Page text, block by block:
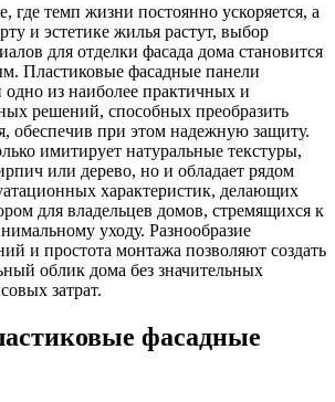
где темп жизни постоянно ускоряется, а
и эстетике жилья растут, выбор
для отделки фасада дома становится
Пластиковые фасадные панели
одно из наиболее практичных и
решений, способных преобразить
обеспечив при этом надежную защиту.
имитирует натуральные текстуры,
или дерево, но и обладает рядом
характеристик, делающих
для владельцев домов, стремящихся к
уходу. Разнообразие
и простота монтажа позволяют создать
облик дома без значительных
затрат.
фасадные